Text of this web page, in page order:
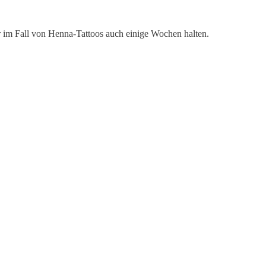
Fall von Henna-Tattoos auch einige Wochen halten.